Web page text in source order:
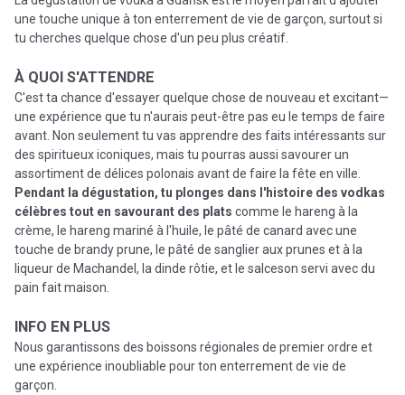
une touche unique à ton enterrement de vie de garçon, surtout si
tu cherches quelque chose d'un peu plus créatif.
À QUOI S'ATTENDRE
C'est ta chance d'essayer quelque chose de nouveau et excitant—
une expérience que tu n'aurais peut-être pas eu le temps de faire
avant. Non seulement tu vas apprendre des faits intéressants sur
des spiritueux iconiques, mais tu pourras aussi savourer un
assortiment de délices polonais avant de faire la fête en ville.
Pendant la dégustation, tu plonges dans l'histoire des vodkas
célèbres tout en savourant des plats comme le hareng à la
crème, le hareng mariné à l'huile, le pâté de canard avec une
touche de brandy prune, le pâté de sanglier aux prunes et à la
liqueur de Machandel, la dinde rôtie, et le salceson servi avec du
pain fait maison.
INFO EN PLUS
Nous garantissons des boissons régionales de premier ordre et
une expérience inoubliable pour ton enterrement de vie de
garçon.